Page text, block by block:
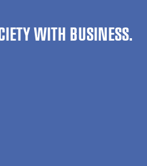
WITH BUSINESS.